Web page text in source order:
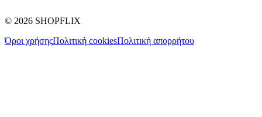
© 2026 SHOPFLIX
Όροι χρήσηςΠολιτική cookiesΠολιτική απορρήτου